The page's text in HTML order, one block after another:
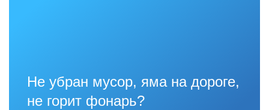
Не убран мусор, яма на дороге,
не горит фонарь?